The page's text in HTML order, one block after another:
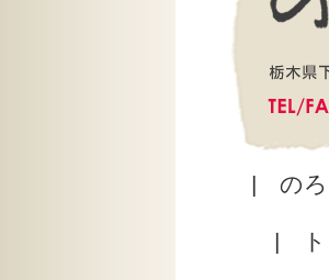
| の
|